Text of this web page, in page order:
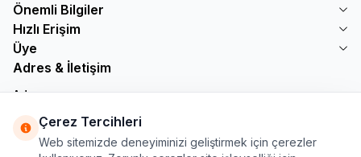
Önemli Bilgiler
Hızlı Erişim
Üye
Adres & İletişim
Adres
İSTANBUL
Telefon
Çerez Tercihleri
Web sitemizde deneyiminizi geliştirmek için çerezler